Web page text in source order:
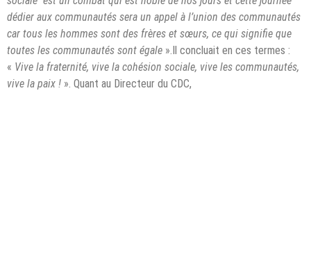
dédier aux communautés sera un appel à l’union des communautés
car tous les hommes sont des frères et sœurs, ce qui signifie que
toutes les communautés sont égale ».Il concluait en ces termes :
« Vive la fraternité, vive la cohésion sociale, vive les communautés,
vive la paix ! ». Quant au Directeur du CDC,